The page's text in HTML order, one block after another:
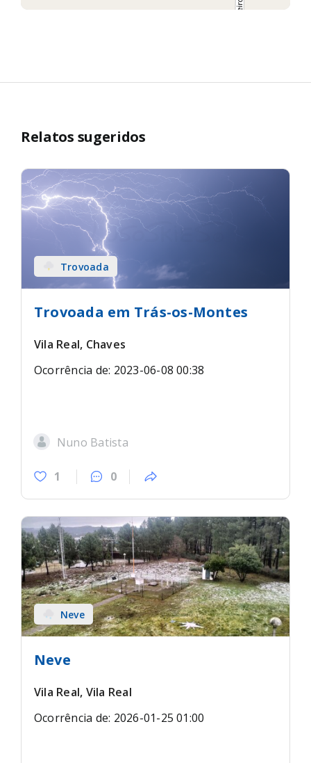
Relatos sugeridos
Trovoada
Trovoada em Trás-os-Montes
Vila Real, Chaves
Ocorrência de: 2023-06-08 00:38
Nuno Batista
1 0
Neve
Neve
Vila Real, Vila Real
Ocorrência de: 2026-01-25 01:00